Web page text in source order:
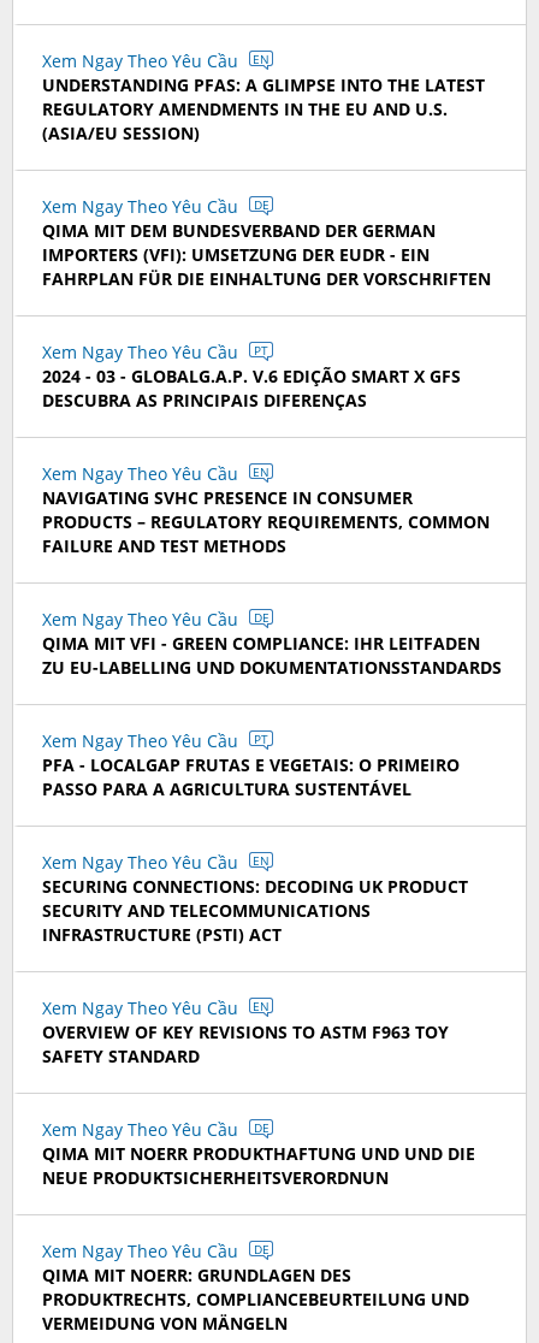
Xem Ngay Theo Yêu Cầu EN
UNDERSTANDING PFAS: A GLIMPSE INTO THE LATEST
REGULATORY AMENDMENTS IN THE EU AND U.S.
(ASIA/EU SESSION)
Xem Ngay Theo Yêu Cầu DE
QIMA MIT DEM BUNDESVERBAND DER GERMAN
IMPORTERS (VFI): UMSETZUNG DER EUDR - EIN
FAHRPLAN FÜR DIE EINHALTUNG DER VORSCHRIFTEN
Xem Ngay Theo Yêu Cầu PT
2024 - 03 - GLOBALG.A.P. V.6 EDIÇÃO SMART X GFS
DESCUBRA AS PRINCIPAIS DIFERENÇAS
Xem Ngay Theo Yêu Cầu EN
NAVIGATING SVHC PRESENCE IN CONSUMER
PRODUCTS – REGULATORY REQUIREMENTS, COMMON
FAILURE AND TEST METHODS
Xem Ngay Theo Yêu Cầu DE
QIMA MIT VFI - GREEN COMPLIANCE: IHR LEITFADEN
ZU EU-LABELLING UND DOKUMENTATIONSSTANDARDS
Xem Ngay Theo Yêu Cầu PT
PFA - LOCALGAP FRUTAS E VEGETAIS: O PRIMEIRO
PASSO PARA A AGRICULTURA SUSTENTÁVEL
Xem Ngay Theo Yêu Cầu EN
SECURING CONNECTIONS: DECODING UK PRODUCT
SECURITY AND TELECOMMUNICATIONS
INFRASTRUCTURE (PSTI) ACT
Xem Ngay Theo Yêu Cầu EN
OVERVIEW OF KEY REVISIONS TO ASTM F963 TOY
SAFETY STANDARD
Xem Ngay Theo Yêu Cầu DE
QIMA MIT NOERR PRODUKTHAFTUNG UND UND DIE
NEUE PRODUKTSICHERHEITSVERORDNUN
Xem Ngay Theo Yêu Cầu DE
QIMA MIT NOERR: GRUNDLAGEN DES
PRODUKTRECHTS, COMPLIANCEBEURTEILUNG UND
VERMEIDUNG VON MÄNGELN